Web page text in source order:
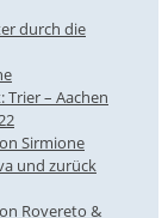
durch die
– Aachen
Sirmione
und zurück
Rovereto &